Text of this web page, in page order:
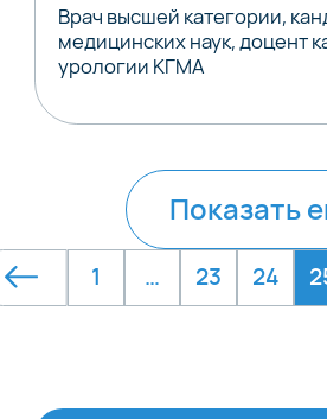
Врач высшей категории,
медицинских наук, доцент
урологии КГМА
Показать
1 … 23 24